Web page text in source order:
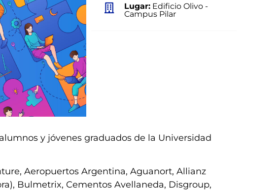
Lugar: Edificio Olivo -
Campus Pilar
y jóvenes graduados de la Universidad
Aeropuertos Argentina, Aguanort, Allianz
Bulmetrix, Cementos Avellaneda, Disgroup,